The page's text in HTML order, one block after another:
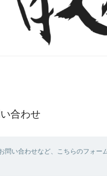
合わせ
問い合わせなど、こちらのフォー